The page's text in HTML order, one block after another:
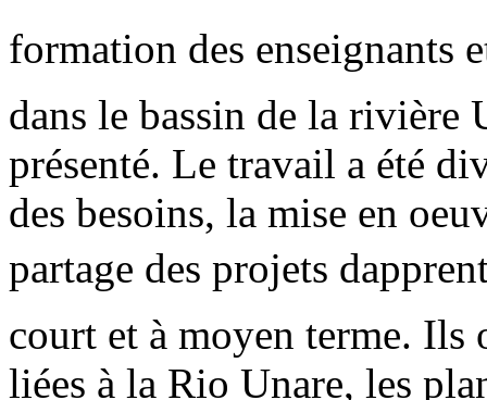
formation des enseignants
dans le bassin de la rivière
présenté. Le travail a été
des besoins, la mise en
partage des projets
court et à moyen terme. Ils
liées à la Rio Unare, les